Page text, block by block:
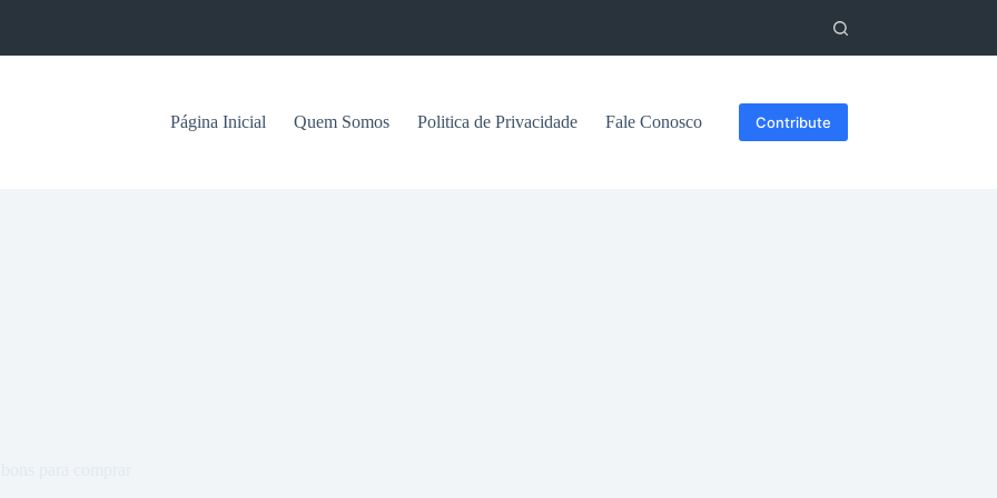
Página Inicial Quem Somos Politica de Privacidade Fale Conosco Contribute